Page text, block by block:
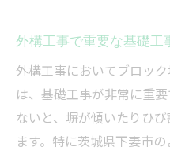
外構工事で重要な基礎工
外構工事においてブロッ
は、基礎工事が非常に重
ないと、塀が傾いたりひ
ます。特に茨城県下妻市